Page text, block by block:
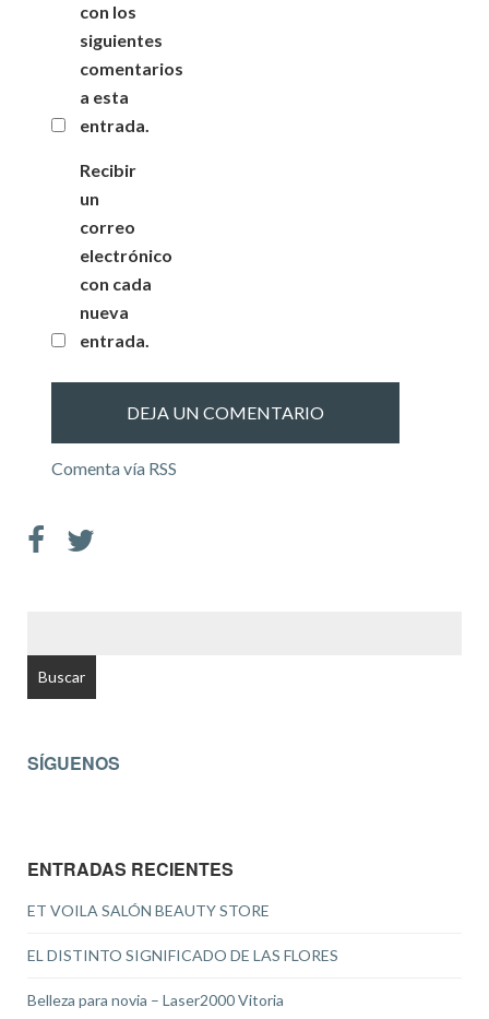
con los
siguientes
comentarios
a esta
entrada.
Recibir
un
correo
electrónico
con cada
nueva
entrada.
Comenta vía RSS
SÍGUENOS
ENTRADAS RECIENTES
ET VOILA SALÓN BEAUTY STORE
EL DISTINTO SIGNIFICADO DE LAS FLORES
Belleza para novia – Laser2000 Vitoria